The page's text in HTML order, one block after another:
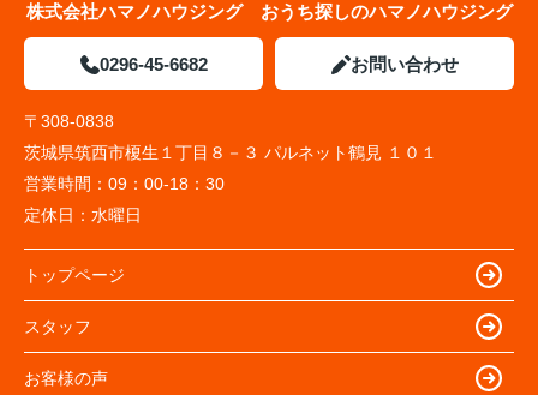
株式会社ハマノハウジング おうち探しのハマノハウジング
0296-45-6682 お問い合わせ
〒308-0838
茨城県筑西市榎生１丁目８－３ パルネット鶴見 １０１
営業時間： 09：00-18：30
定休日： 水曜日
トップページ
スタッフ
お客様の声